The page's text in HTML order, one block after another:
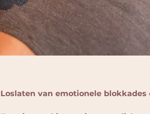
Loslaten van emotionele